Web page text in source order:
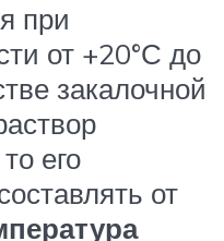
при
от +20°С до
закалочной
его
от